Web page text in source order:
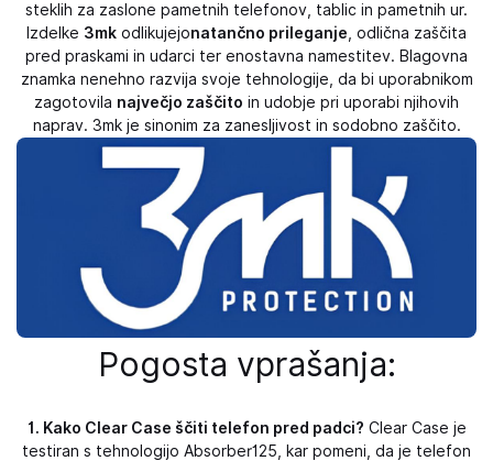
steklih za zaslone pametnih telefonov, tablic in pametnih ur.
Izdelke 3mk odlikujejonatančno prileganje , odlična zaščita
pred praskami in udarci ter enostavna namestitev. Blagovna
znamka nenehno razvija svoje tehnologije, da bi uporabnikom
zagotovila največjo zaščito in udobje pri uporabi njihovih
naprav. 3mk je sinonim za zanesljivost in sodobno zaščito.
Pogosta vprašanja:
1. Kako Clear Case ščiti telefon pred padci? Clear Case je
testiran s tehnologijo Absorber125, kar pomeni, da je telefon